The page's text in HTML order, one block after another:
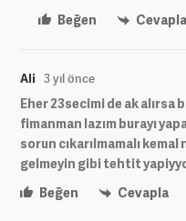
Beğen
Cevapla
Ali 3 yıl önce
Eher 23secimi de ak alırsa
fimanman lazım burayı
sorun cıkarılmamalı
gelmeyin gibi tehtit
Beğen
Cevapla